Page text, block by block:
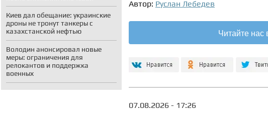
Киев дал обещание: украинские
дроны не тронут танкеры с
казахстанской нефтью
Володин анонсировал новые
меры: ограничения для
релокантов и поддержка
военных
Автор: Руслан Лебедев
Читайте нас
07.08.2026 - 17:26